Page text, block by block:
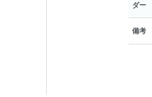
ダー
備考